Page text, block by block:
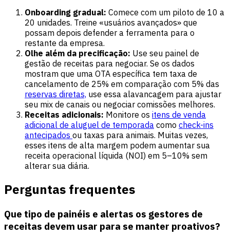
Onboarding gradual: Comece com um piloto de 10 a
20 unidades. Treine «usuários avançados» que
possam depois defender a ferramenta para o
restante da empresa.
Olhe além da precificação: Use seu painel de
gestão de receitas para negociar. Se os dados
mostram que uma OTA específica tem taxa de
cancelamento de 25% em comparação com 5% das
reservas diretas, use essa alavancagem para ajustar
seu mix de canais ou negociar comissões melhores.
Receitas adicionais: Monitore os itens de venda
adicional de aluguel de temporada como check-ins
antecipados ou taxas para animais. Muitas vezes,
esses itens de alta margem podem aumentar sua
receita operacional líquida (NOI) em 5–10% sem
alterar sua diária.
Perguntas frequentes
Que tipo de painéis e alertas os gestores de
receitas devem usar para se manter proativos?